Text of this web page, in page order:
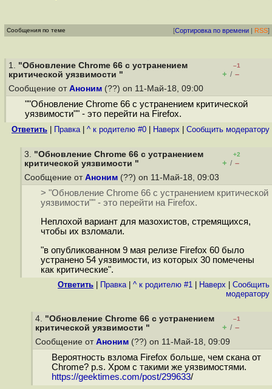
Сообщения по теме [Сортировка по времени | RSS]
1. "Обновление Chrome 66 с устранением
критической уязвимости "
–1
+ / –
Сообщение от Аноним (??) on 11-Май-18, 09:00
""Обновление Chrome 66 с устранением критической
уязвимости"" - это перейти на Firefox.
Ответить Правка| ^ к родителю #0 Наверх Cообщить модератору
3. "Обновление Chrome 66 с устранением
критической уязвимости "
+2
+ / –
Сообщение от Аноним (??) on 11-Май-18, 09:03
> "Обновление Chrome 66 с устранением критической
уязвимости"" - это перейти на Firefox.
Неплохой вариант для мазохистов, стремящихся,
чтобы их взломали.
"в опубликованном 9 мая релизе Firefox 60 было
устранено 54 уязвимости, из которых 30 помечены
как критические".
Ответить Правка| ^ к родителю #1 Наверх
Cообщить
модератору
4. "Обновление Chrome 66 с устранением
критической уязвимости "
–1
+ / –
Сообщение от Аноним (??) on 11-Май-18, 09:09
Вероятность взлома Firefox больше, чем скана от
Chrome? p.s. Хром с такими же уязвимостями.
https://geektimes.com/post/299633/